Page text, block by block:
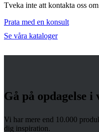
Tveka inte att kontakta oss
Prata med en konsult
Se våra kataloger
Gå på opdagelse
Vi har mere end 10.000
dig inspiration.